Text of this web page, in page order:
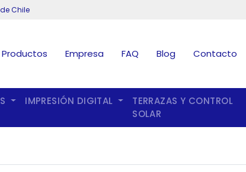
Chile
Productos Empresa FAQ Blog Contacto
IMPRESIÓN DIGITAL
TERRAZAS Y CONTROL
SOLAR